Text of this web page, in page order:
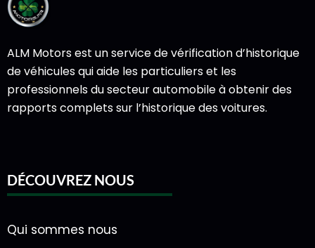
ALM Motors est un service de vérification d’historique
de véhicules qui aide les particuliers et les
professionnels du secteur automobile à obtenir des
rapports complets sur l’historique des voitures.
DÉCOUVREZ NOUS
Qui sommes nous